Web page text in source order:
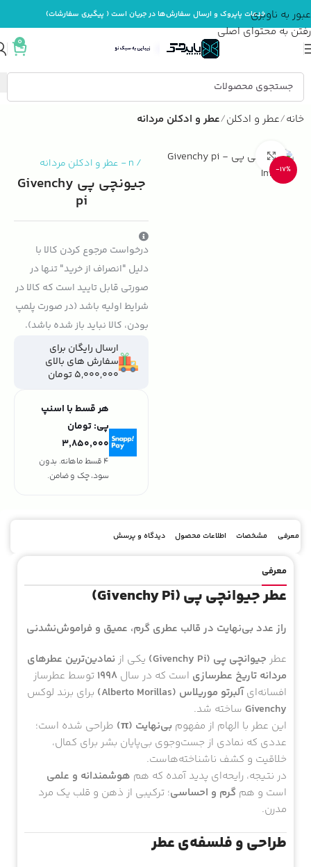
عبور به ناوبری
رفتن به محتوای اصلی
خدمات پاپروک و ارسال سفارش‌ها در جریان است ( پیگیری سفارشات)
0
خانه عطر و ادکلن عطر و ادکلن مردانه
-17%
بزرگنمایی تصویر /
n
- عطر و ادکلن مردانه
جیونچی پی Givenchy
pi
درخواست مرجوع کردن کالا با
دلیل "انصراف از خرید" تنها در
صورتی قابل تایید است که کالا در
شرایط اولیه باشد (در صورت پلمپ
بودن، کالا نباید باز شده باشد).
ارسال رایگان برای
سفارش های بالای
5,000,000 تومان
هر قسط با اسنپ
پی:تومان
۳٬۸۵۰٬۰۰۰
4 قسط ماهانه. بدون
سود، چک و ضامن.
معرفی مشخصات اطلاعات محصول دیدگاه و پرسش
معرفی
عطر جیوانچی پی (Givenchy Pi)
راز عدد بی‌نهایت در قالب عطری گرم، عمیق و فراموش‌نشدنی
عطر جیوانچی پی (Givenchy Pi) یکی از نمادین‌ترین عطرهای
مردانه تاریخ عطرسازی است که در سال ۱۹۹۸ توسط عطرساز
افسانه‌ایآلبرتو موریلاس (Alberto Morillas)
برای برند لوکس
Givenchy ساخته شد.
این عطر با الهام از مفهوم بی‌نهایت (π)
طراحی شده است؛
عددی که نمادی از جست‌وجوی بی‌پایان بشر برای کمال،
خلاقیت و کشف ناشناخته‌هاست.
در نتیجه، رایحه‌ای پدید آمده که هم هوشمندانه و علمی
است و هم گرم و احساسی؛ ترکیبی از ذهن و قلب یک مرد
مدرن.
طراحی و فلسفه‌ی عطر